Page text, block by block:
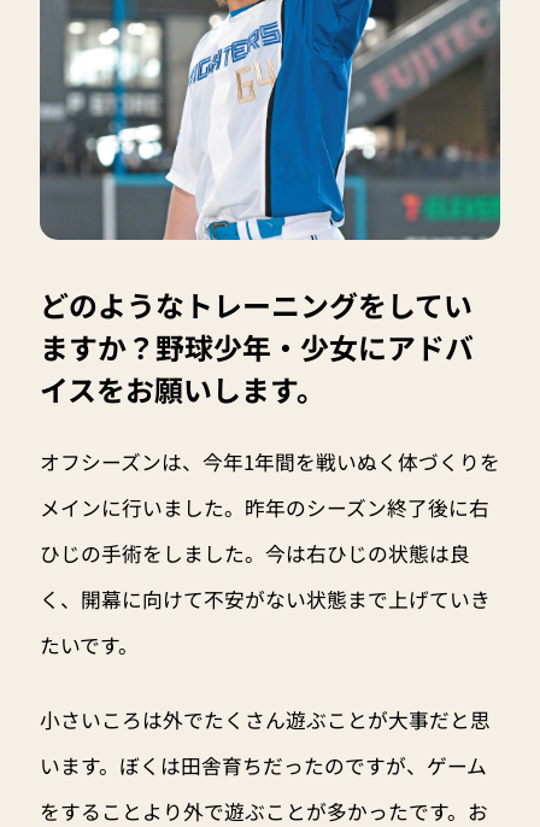
どのようなトレーニングをしてい
ますか？野球少年・少女にアドバ
イスをお願いします。
オフシーズンは、今年1年間を戦いぬく体づくりを
メインに行いました。昨年のシーズン終了後に右
ひじの手術をしました。今は右ひじの状態は良
く、開幕に向けて不安がない状態まで上げていき
たいです。
小さいころは外でたくさん遊ぶことが大事だと思
います。ぼくは田舎育ちだったのですが、ゲーム
をすることより外で遊ぶことが多かったです。お